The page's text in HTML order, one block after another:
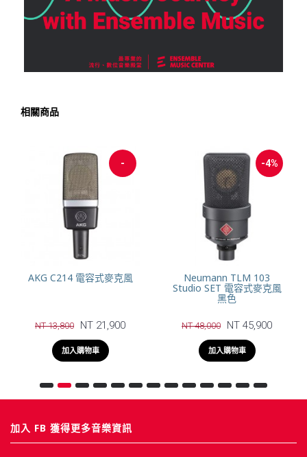
相關商品
-12%
Warm Audio WA-87 R2
NT 25,400 NT 22,400
加入購物車
Warm Audio WA-67 真空
管電容式麥克風
NT 32,800
加入購物車
加入 FB 獲得更多音樂資訊